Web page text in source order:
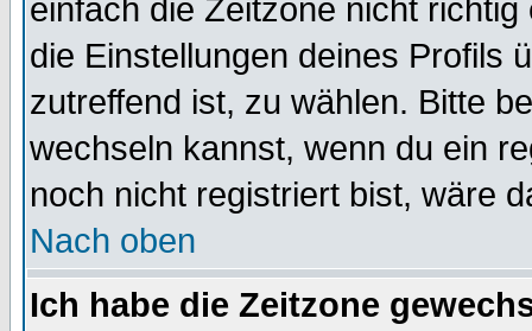
einfach die Zeitzone nicht
die Einstellungen deines Profils
zutreffend ist, zu wählen. Bitte
wechseln kannst, wenn du ein
noch nicht registriert bist, wäre
Nach oben
Ich habe die Zeitzone